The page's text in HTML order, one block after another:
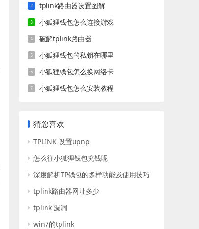
tplink路由器设置图解
小狐狸钱包怎么连接游戏
破解tplink路由器
小狐狸钱包的私钥在哪里
小狐狸钱包怎么换网络卡
小狐狸钱包怎么安装教程
猜您喜欢
TPLINK 设置upnp
怎么往小狐狸钱包充钱呢
深度解析TP钱包的多样功能及使用技巧
tplink路由器网址多少
tplink 漏洞
win7的tplink